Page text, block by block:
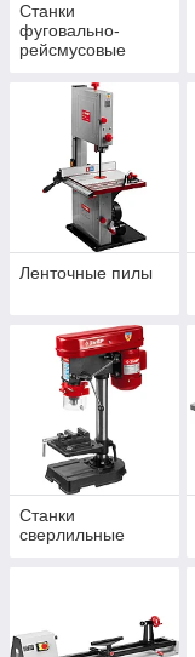
Станки
фуговально-
рейсмусовые
Ленточные пилы
Станки
сверлильные